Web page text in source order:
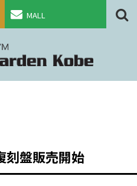
MALL
刻盤販売開始